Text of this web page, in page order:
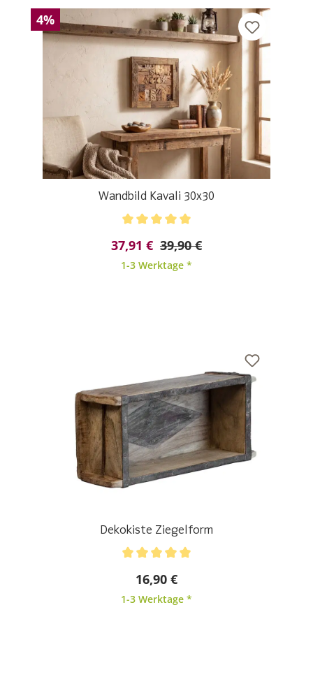
4%
Wandbild Kavali 30x30
37,91 € 39,90 €
1-3 Werktage *
Dekokiste Ziegelform
16,90 €
1-3 Werktage *